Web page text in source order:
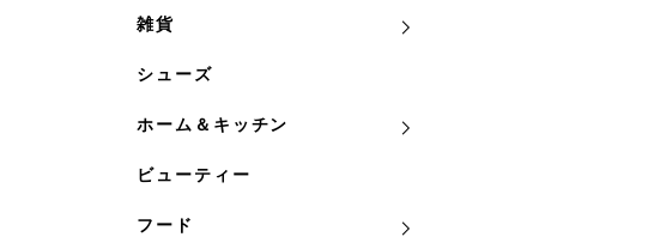
雑貨
シューズ
ホーム＆キッチン
ビューティー
フード